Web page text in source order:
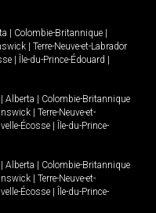
Colombie-Britannique
Terre-Neuve-et-Labrador
Île-du-Prince-Édouard
Alberta
Colombie-Britannique
Terre-Neuve-et-
Écosse
Île-du-Prince-
Alberta
Colombie-Britannique
Terre-Neuve-et-
Écosse
Île-du-Prince-